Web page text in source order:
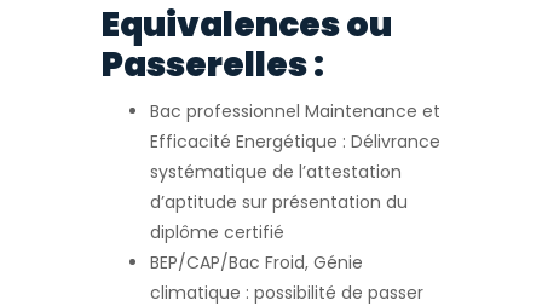
Equivalences ou
Passerelles :
Bac professionnel Maintenance et
Efficacité Energétique : Délivrance
systématique de l’attestation
d’aptitude sur présentation du
diplôme certifié
BEP/CAP/Bac Froid, Génie
climatique : possibilité de passer